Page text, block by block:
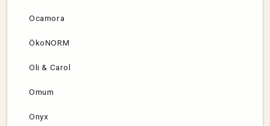
Ocamora
ÖkoNORM
Oli & Carol
Omum
Onyx